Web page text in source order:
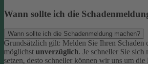
Wann sollte ich die
Wann sollte ich die Schadenmeldung machen?
Grundsätzlich gilt: Melden Sie Ihren Schaden
möglichst unverzüglich. Je schneller Sie
setzen, desto schneller können wir uns um die